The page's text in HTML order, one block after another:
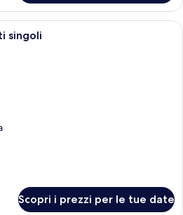
Camera d'albergo con due letti, una
singoli
Scopri i prezzi per le tue date